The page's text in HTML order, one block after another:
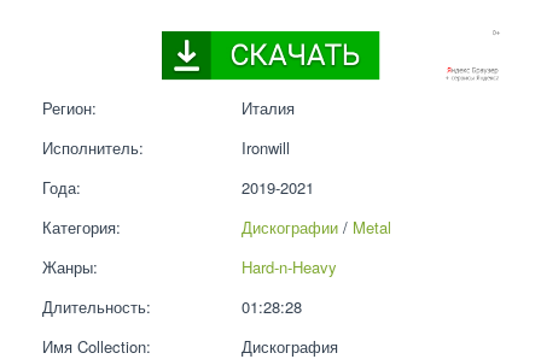
Регион:
Италия
Исполнитель:
Ironwill
Года:
2019-2021
Категория:
Дискографии / Metal
Жанры:
Hard-n-Heavy
Длительность:
01:28:28
Имя Collection:
Дискография